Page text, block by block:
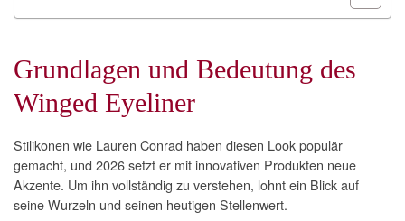
Grundlagen und Bedeutung des
Winged Eyeliner
Stilikonen wie Lauren Conrad haben diesen Look populär
gemacht, und 2026 setzt er mit innovativen Produkten neue
Akzente. Um ihn vollständig zu verstehen, lohnt ein Blick auf
seine Wurzeln und seinen heutigen Stellenwert.